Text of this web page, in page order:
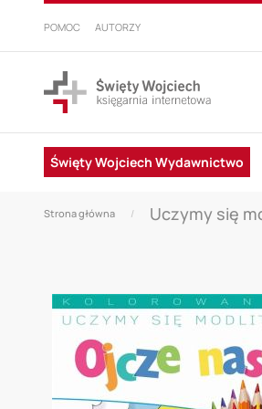
PRZEJDŹ
DO
POMOC AUTORZY
Święty Wojciech Wydawnictwo
Strona główna Uczymy się
Skip